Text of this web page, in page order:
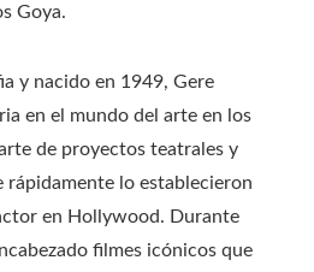
Goya.
y nacido en 1949, Gere
en el mundo del arte en los
de proyectos teatrales y
rápidamente lo establecieron
en Hollywood. Durante
filmes icónicos que